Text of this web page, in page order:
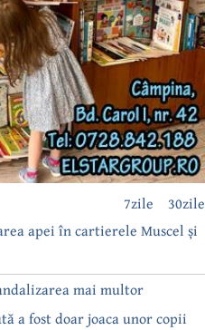
30zile
7zile
apei în cartierele Muscel și
mai multor
a fost doar joaca unor copii